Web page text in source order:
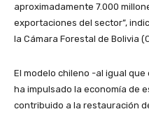
aproximadamente 7.000
exportaciones del sector”,
la Cámara Forestal de Bolivia
El modelo chileno -al igual
ha impulsado la economía de
contribuido a la restauración